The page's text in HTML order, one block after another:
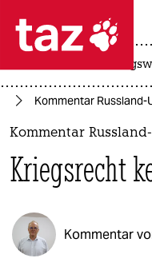
 taz
politik
öko
gesellschaft
Kommentar
Kommentar
Kriegsrecht
Kommentar